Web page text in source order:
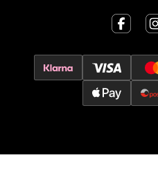
Åpent i dag 09-20
Strømmen -